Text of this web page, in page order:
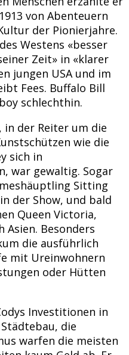
von Abenteuern
der Pionierjahre.
Westens «besser
Zeit» in «klarer
jungen USA und im
Fees. Buffalo Bill
schlechthin.
in der Reiter um die
wie die
sich in
war gewaltig. Sogar
Sitting
der Show, und bald
Queen Victoria,
Asien. Besonders
die ausführlich
mit Ureinwohnern
oder Hütten
Investitionen in
die
warfen die meisten